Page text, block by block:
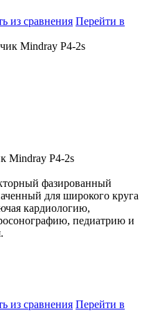
из сравнения Перейти в
Mindray P4-2s
фазированный
для широкого круга
кардиологию,
педиатрию и
из сравнения Перейти в